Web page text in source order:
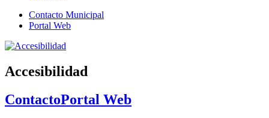
Contacto Municipal
Portal Web
Accesibilidad
ContactoPortal Web